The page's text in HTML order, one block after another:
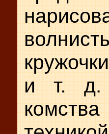
и т. д.